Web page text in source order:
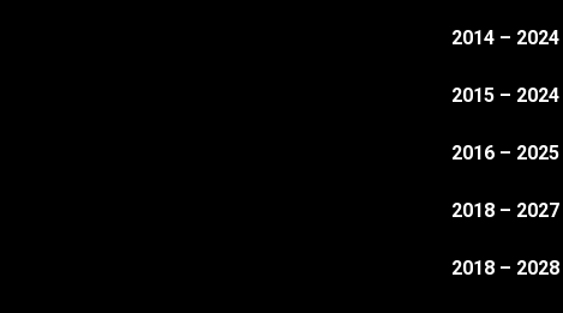
2014 – 2024
2015 – 2024
2016 – 2025
2018 – 2027
2018 – 2028